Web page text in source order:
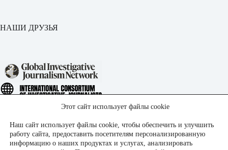
НАШИ ДРУЗЬЯ
Этот сайт использует файлы cookie
Наш сайт использует файлы cookie, чтобы обеспечить и улучшить
работу сайта, предоставить посетителям персонализированную
информацию о наших продуктах и услугах, анализировать